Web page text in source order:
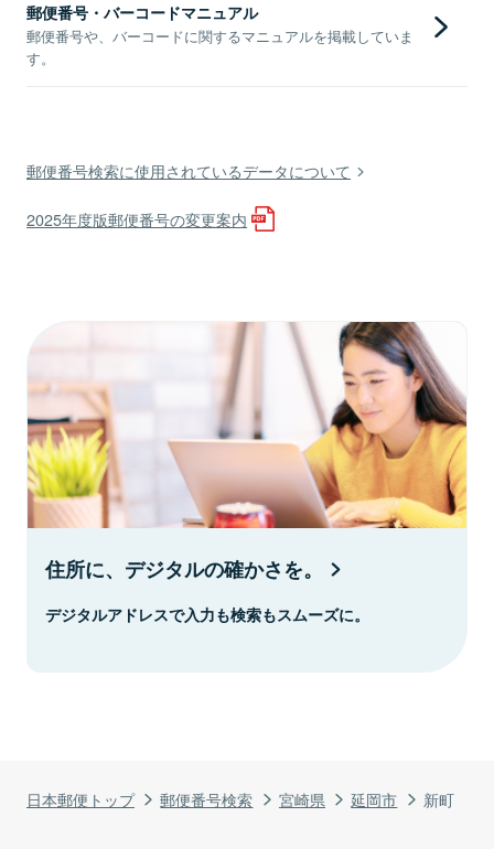
日本郵便トップ 郵便番号検索 宮崎県 延岡市 新町
郵便番号・バーコードマニュアル
郵便番号や、バーコードに関するマニュアルを掲載していま
す。
郵便番号検索に使用されているデータについて
2025年度版郵便番号の変更案内
住所に、デジタルの確かさを。
デジタルアドレスで入力も検索もスムーズに。